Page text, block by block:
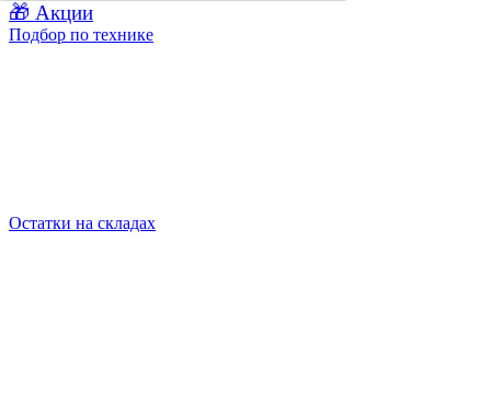
🎁 Акции
Подбор по технике
Остатки на складах